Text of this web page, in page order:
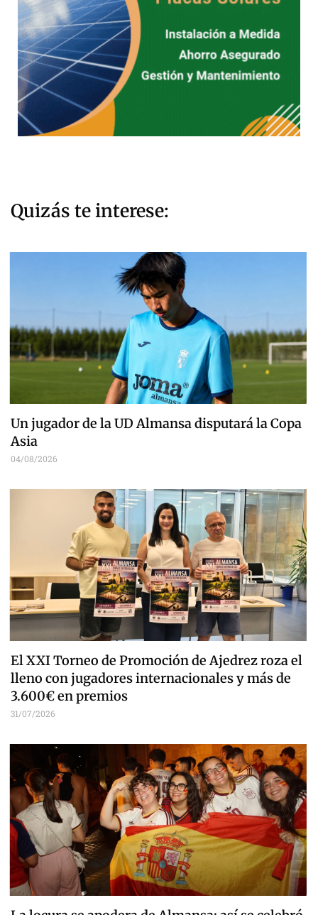
Quizás te interese:
Un jugador de la UD Almansa disputará la Copa
Asia
04/08/2026
El XXI Torneo de Promoción de Ajedrez roza el
lleno con jugadores internacionales y más de
3.600€ en premios
31/07/2026